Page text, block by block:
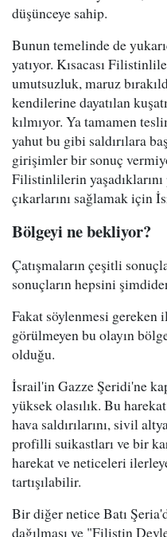
düşünceye sahip.
Bunun temelinde de
yatıyor. Kısacası
umutsuzluk, maruz
kendilerine dayatılan
kılmıyor. Ya tamamen
yahut bu gibi saldırılara
girişimler bir sonuç
Filistinlilerin
çıkarlarını sağlamak için
Bölgeyi ne bekliyor?
Çatışmaların çeşitli
sonuçların hepsini
Fakat söylenmesi gereken
görülmeyen bu olayın
olduğu.
İsrail'in Gazze Şeridi'ne
yüksek olasılık. Bu
hava saldırılarını, sivil
profilli suikastları ve bir
harekat ve neticeleri
tartışılabilir.
Bir diğer netice Batı
dağılması ve "Filistin